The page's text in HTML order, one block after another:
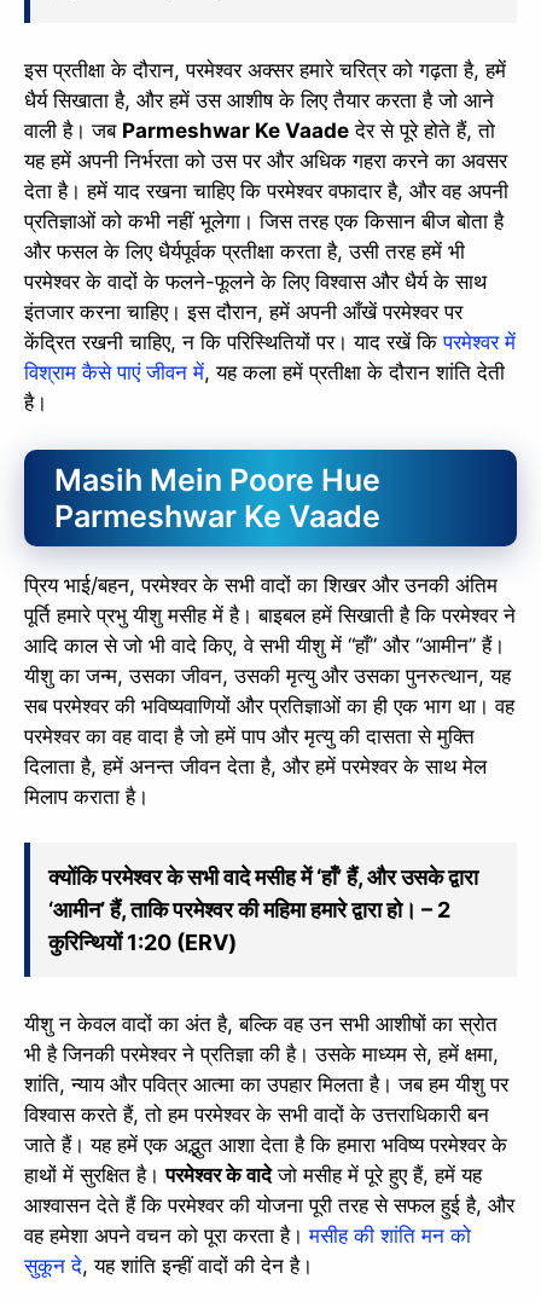
इस प्रतीक्षा के दौरान, परमेश्वर अक्सर हमारे चरित्र को गढ़ता है, हमें
धैर्य सिखाता है, और हमें उस आशीष के लिए तैयार करता है जो आने
वाली है। जब Parmeshwar Ke Vaade देर से पूरे होते हैं, तो
यह हमें अपनी निर्भरता को उस पर और अधिक गहरा करने का अवसर
देता है। हमें याद रखना चाहिए कि परमेश्वर वफादार है, और वह अपनी
प्रतिज्ञाओं को कभी नहीं भूलेगा। जिस तरह एक किसान बीज बोता है
और फसल के लिए धैर्यपूर्वक प्रतीक्षा करता है, उसी तरह हमें भी
परमेश्वर के वादों के फलने-फूलने के लिए विश्वास और धैर्य के साथ
इंतजार करना चाहिए। इस दौरान, हमें अपनी आँखें परमेश्वर पर
केंद्रित रखनी चाहिए, न कि परिस्थितियों पर। याद रखें किपरमेश्वर में
विश्राम कैसे पाएं जीवन में, यह कला हमें प्रतीक्षा के दौरान शांति देती
है।
Masih Mein Poore Hue
Parmeshwar Ke Vaade
प्रिय भाई/बहन, परमेश्वर के सभी वादों का शिखर और उनकी अंतिम
पूर्ति हमारे प्रभु यीशु मसीह में है। बाइबल हमें सिखाती है कि परमेश्वर ने
आदि काल से जो भी वादे किए, वे सभी यीशु में “हाँ” और “आमीन” हैं।
यीशु का जन्म, उसका जीवन, उसकी मृत्यु और उसका पुनरुत्थान, यह
सब परमेश्वर की भविष्यवाणियों और प्रतिज्ञाओं का ही एक भाग था। वह
परमेश्वर का वह वादा है जो हमें पाप और मृत्यु की दासता से मुक्ति
दिलाता है, हमें अनन्त जीवन देता है, और हमें परमेश्वर के साथ मेल
मिलाप कराता है।
क्योंकि परमेश्वर के सभी वादे मसीह में ‘हाँ’ हैं, और उसके द्वारा
‘आमीन’ हैं, ताकि परमेश्वर की महिमा हमारे द्वारा हो। – 2
कुरिन्थियों 1:20 (ERV)
यीशु न केवल वादों का अंत है, बल्कि वह उन सभी आशीषों का स्रोत
भी है जिनकी परमेश्वर ने प्रतिज्ञा की है। उसके माध्यम से, हमें क्षमा,
शांति, न्याय और पवित्र आत्मा का उपहार मिलता है। जब हम यीशु पर
विश्वास करते हैं, तो हम परमेश्वर के सभी वादों के उत्तराधिकारी बन
जाते हैं। यह हमें एक अद्भुत आशा देता है कि हमारा भविष्य परमेश्वर के
हाथों में सुरक्षित है।परमेश्वर के वादेजो मसीह में पूरे हुए हैं, हमें यह
आश्वासन देते हैं कि परमेश्वर की योजना पूरी तरह से सफल हुई है, और
वह हमेशा अपने वचन को पूरा करता है।मसीह की शांति मन को
सुकून दे, यह शांति इन्हीं वादों की देन है।